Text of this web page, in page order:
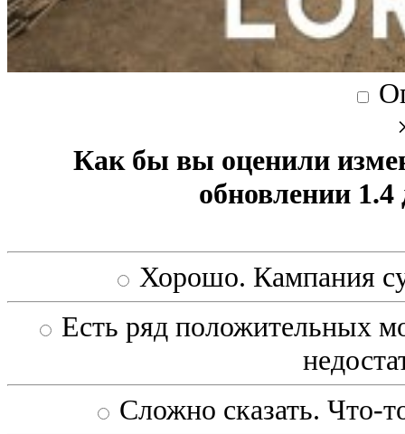
Как бы вы оценили
обновлении
Хорошо. Кампания
Есть ряд положительных
Сложно сказать. Что-